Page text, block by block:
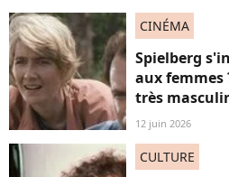
CINÉMA
Spielberg
aux femmes
très
12 juin 2026
CULTURE